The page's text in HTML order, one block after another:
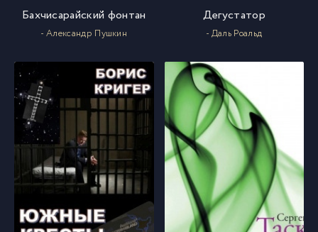
Бахчисарайский фонтан
- Александр Пушкин
Дегустатор
- Даль Роальд